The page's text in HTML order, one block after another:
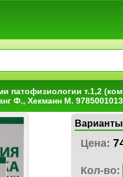
патофизиологии т.1,2
Ф., Хекманн М.
Цена:
Кол-во: